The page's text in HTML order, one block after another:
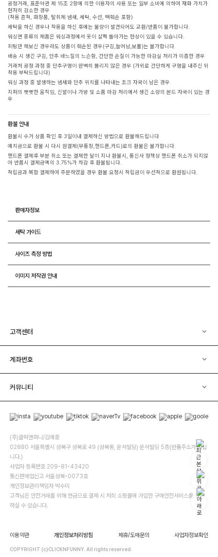
공정거래, 표준약관 제 15조 2항에 의한 이용자의 사용 또는 일부 소비에 의하여 재화 가치가
현저히 감소한 경우
(착용 흔적, 화장품, 탈취제 냄새, 세탁, 수선, 택훼손 포함)
세탁을 하신 경우나 착용을 하신 후에는 불량이 발견되어도 교환/반품이 불가합니다.
워싱면 종류의 제품은 워싱과정에서 옷이 살짝 돌아가는 현상이 있을 수 있습니다.
피팅만 해보신 경우라도 상품이 훼손된 경우(구김,늘어남,보풀)는 불가합니다.
배송 시 생긴 구김, 단추 바느질의 느슨함, 간단한 손질이 가능한 마감실 처리가 미흡한 경우
거래처 공정 과정 중 단추구멍이 완벽히 뚫리지 않은 경우 (가위로 간단하게 구멍을 내주신 뒤
착용 부탁드립니다)
워싱 과정 중 발생하는 냄새와 단추 위치를 나타내는 초크 자국이 남은 경우
지퍼의 뻣뻣한 움직임, 신발이나 가방 및 소품 마감 처리에서 생긴 소량의 본드 자국이 있는 경
우
환불 안내
환불시 수거 상품 확인 후 3일이내 결제하신 방법으로 환불해드립니다
예치금으로 환불 시 다시 원결제(무통장,핸드폰,카드)로의 환불은 불가합니다.
핸드폰 결제후 부분 취소 또는 결제한 달이 지나 환불시, 통신사 정책상 핸드폰 취소가 되지않
아 반품시 결제금액의 3.75%가 차감 후 환불됩니다.
적립금과 복합 결제하여 주문하였을 경우 환불 요청시 적립금이 우선적으로 환원됩니다.
판매자정보
세탁 가이드
사이즈 측정 방법
이미지 저작권 안내
고객센터
계좌번호
커뮤니티
(주)클릭앤퍼니/김예중
02880 서울특별시 성북구 성북로 49 (성북동, 운석빌딩) 운석빌딩 5층(반품주소가 아닙
니다.)
사업자 등록번호 209-81-43420
통신판매업신고 서울성북-0073호
개인정보관리책임자 박수미
고객님은 안전거래를 위해 현금으로 결제 시 저희 소핑몰에 가입한 구매안전서비스를 이용
하실 수 있습니다.
이용약관 개인정보처리방침 제휴/도매문의 사업자정보확인
COPYRIGHT (c)CLICKNFUNNY. All rights reserved.